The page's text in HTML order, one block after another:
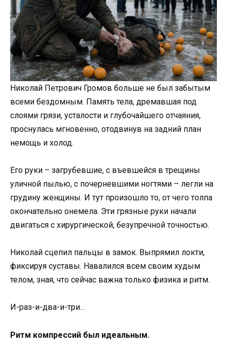
Николай Петрович Громов больше не был забытым
всеми бездомным. Память тела, дремавшая под
слоями грязи, усталости и глубочайшего отчаяния,
проснулась мгновенно, отодвинув на задний план
немощь и холод.
Его руки – загрубевшие, с въевшейся в трещины
уличной пылью, с почерневшими ногтями – легли на
грудину женщины. И тут произошло то, от чего толпа
окончательно онемела. Эти грязные руки начали
двигаться с хирургической, безупречной точностью.
Николай сцепил пальцы в замок. Выпрямил локти,
фиксируя суставы. Навалился всем своим худым
телом, зная, что сейчас важна только физика и ритм.
И-раз-и-два-и-три…
Ритм компрессий был идеальным.